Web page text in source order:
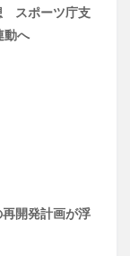
スポーツ庁支
動へ
開発計画が浮